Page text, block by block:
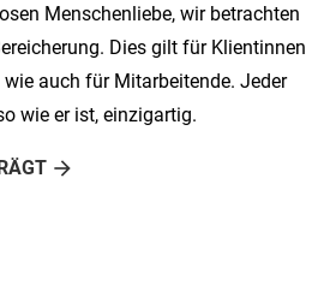
Menschenliebe, wir betrachten
Dies gilt für Klientinnen
wie auch für Mitarbeitende. Jeder
wie er ist, einzigartig.